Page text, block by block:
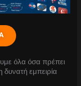
όλα όσα πρέπει
δυνατή εμπειρία